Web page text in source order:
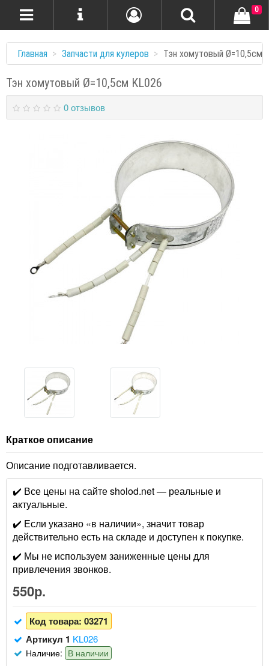
0
Главная Запчасти для кулеров Тэн хомутовый Ø=10,5см
Тэн хомутовый Ø=10,5см KL026
0 отзывов
Краткое описание
Описание подготавливается.
✔️ Все цены на сайте sholod.net — реальные и
актуальные.
✔️ Если указано «в наличии», значит товар
действительно есть на складе и доступен к покупке.
✔️ Мы не используем заниженные цены для
привлечения звонков.
550р.
Код товара: 03271
Артикул 1 KL026
Наличие: В наличии